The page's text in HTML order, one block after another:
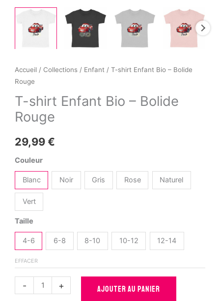
Accueil / Collections / Enfant / T-shirt Enfant Bio – Bolide
Rouge
T-shirt Enfant Bio – Bolide
Rouge
29,99€
Couleur
Blanc Noir Gris Rose Naturel
Vert
Taille
4-6 6-8 8-10 10-12 12-14
EFFACER
-
de
+ AJOUTER AU PANIER